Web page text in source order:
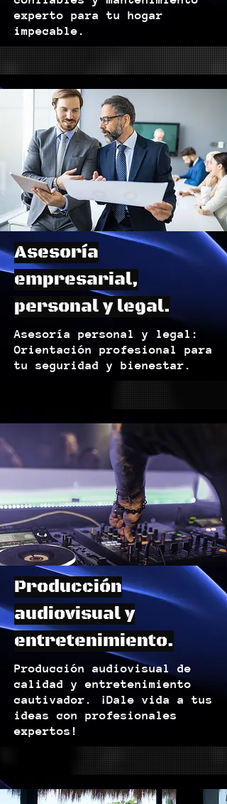
experto para tu hogar
impecable.
Asesoría
empresarial,
personal y legal.
Asesoría personal y legal:
Orientación profesional para
tu seguridad y bienestar.
Producción
audiovisual y
entretenimiento.
Producción audiovisual de
calidad y entretenimiento
cautivador. ¡Dale vida a tus
ideas con profesionales
expertos!